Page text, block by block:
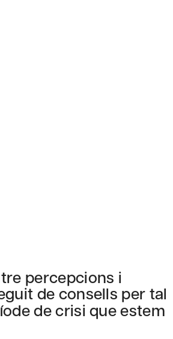
percepcions i
de consells per tal
de crisi que estem